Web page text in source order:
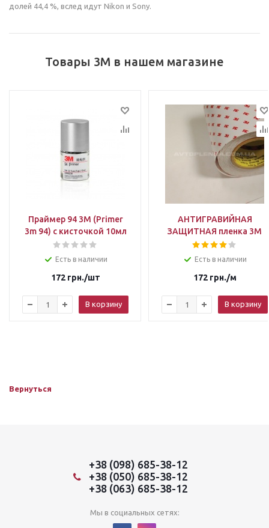
долей 44,4 %, вслед идут Nikon и Sony.
Товары 3M в нашем магазине
Праймер 94 3M (Primer
3m 94) с кисточкой 10мл
Есть в наличии
172грн./шт
В корзину
АНТИГРАВИЙНАЯ
ЗАЩИТНАЯ пленка 3M
Есть в наличии
172грн./м
В корзину
Вернуться
+38 (098) 685-38-12
+38 (050) 685-38-12
+38 (063) 685-38-12
Мы в социальных сетях: